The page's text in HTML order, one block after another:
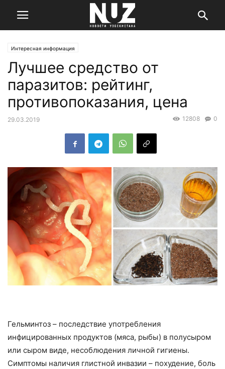
Интересная информация
Лучшее средство от
паразитов: рейтинг,
противопоказания, цена
29.03.2019 0
12808
Гельминтоз – последствие употребления
инфицированных продуктов (мяса, рыбы) в полусыром
или сыром виде, несоблюдения личной гигиены.
Симптомы наличия глистной инвазии – похудение, боль